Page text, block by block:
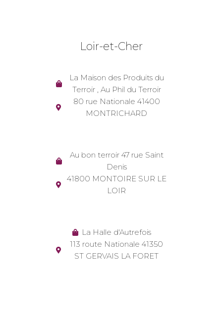
Loir-et-Cher
La Maison des Produits du
Terroir , Au Phil du Terroir
80 rue Nationale 41400
MONTRICHARD
Au bon terroir 47 rue Saint
Denis
41800 MONTOIRE SUR LE
LOIR
La Halle d'Autrefois
113 route Nationale 41350
ST GERVAIS LA FORET